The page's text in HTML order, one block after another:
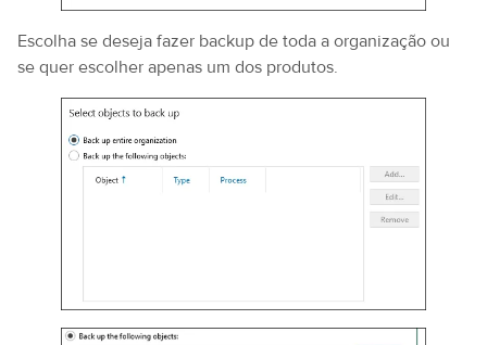
Escolha se deseja fazer backup de toda a organização ou
se quer escolher apenas um dos produtos.